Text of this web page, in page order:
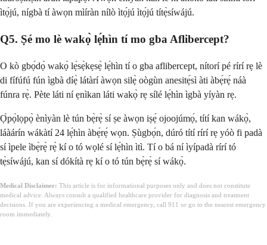
ìtọ́jú, nígbà tí àwọn mìíràn nílò ìtọ́jú ìtọ́jú títẹ̀síwájú.
Q5. Ṣé mo lè wakọ̀ lẹ́hìn tí mo gba Aflibercept?
O kò gbọ́dọ̀ wakọ̀ lẹ́sẹ̀kẹsẹ̀ lẹ́hìn tí o gba aflibercept, nítorí pé rírí rẹ lè
di fífúfú fún ìgbà díẹ̀ látàrí àwọn silẹ̀ oògùn anesitẹ́sì àti àbẹ́rẹ́ náà
fúnra rẹ̀. Pète láti ní ẹnìkan láti wakọ̀ rẹ sílé lẹ́hìn ìgbà yíyàn rẹ.
Ọ̀pọ̀lọpọ̀ ènìyàn lè tún bẹ̀rẹ̀ sí ṣe àwọn iṣẹ́ ojoojúmọ́, títí kan wákọ̀,
láàárín wákàtí 24 lẹ́hìn àbẹ́rẹ́ wọn. Ṣùgbọ́n, dúró títí rírí rẹ yóò fi padà
sí ìpele ìbẹ̀rẹ̀ rẹ̀ kí o tó wọlé sí lẹ́hìn ìtì. Tí o bá ní ìyípadà rírí tó
tẹ̀síwájú, kan sí dókítà rẹ kí o tó tún bẹ̀rẹ̀ sí wákọ̀.
Medical Disclaimer: This article is for informational purposes only and does not constitute
medical advice. Always consult a qualified healthcare provider for diagnosis and treatment
decisions. If you are experiencing a medical emergency, call 911 or go to the nearest emergency
room immediately.